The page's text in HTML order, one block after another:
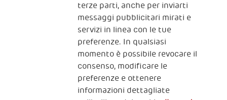
CONTATTACI
2, Piazza Duca degli Abruzzi 34132
terze parti, anche per inviarti
messaggi pubblicitari mirati e
servizi in linea con le tue
preferenze. In qualsiasi
momento è possibile revocare il
consenso, modificare le
preferenze e ottenere
informazioni dettagliate